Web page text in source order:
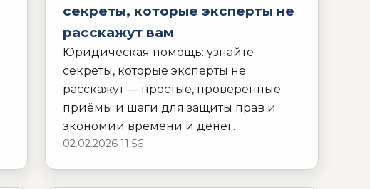
секреты, которые эксперты не
расскажут вам
Юридическая помощь: узнайте
секреты, которые эксперты не
расскажут — простые, проверенные
приёмы и шаги для защиты прав и
экономии времени и денег.
02.02.2026 11:56